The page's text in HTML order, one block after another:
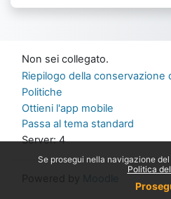
Se prosegui nella navigazione
Politica
Non sei collegato.
Riepilogo della conservazione
Politiche
Ottieni l'app mobile
Passa al tema standard
Server: 4